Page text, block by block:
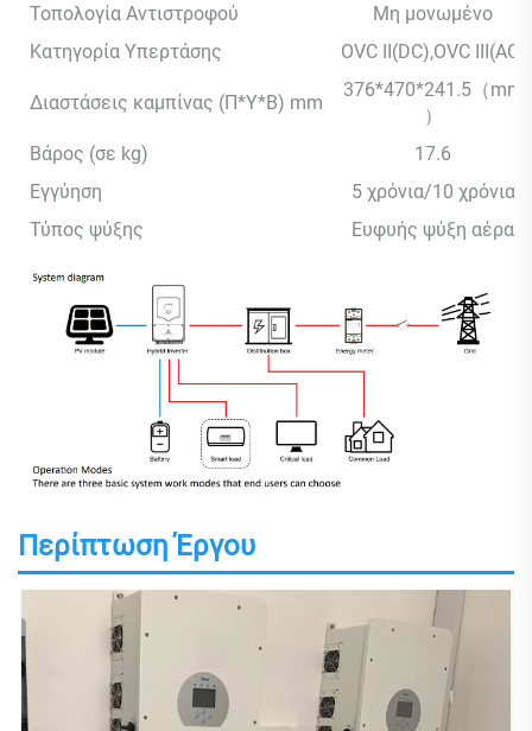
Τοπολογία Αντιστροφού
Μη μονωμένο
Κατηγορία Υπερτάσης
OVC II(DC),OVC III(AC)
Διαστάσεις καμπίνας (Π*Υ*Β) mm
376*470*241.5（mm
）
Βάρος (σε kg)
17.6
Εγγύηση
5 χρόνια/10 χρόνια
Τύπος ψύξης
Ευφυής ψύξη αέρα
Περίπτωση Έργου